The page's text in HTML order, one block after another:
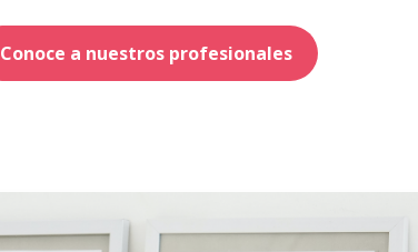
Conoce a nuestros profesionales